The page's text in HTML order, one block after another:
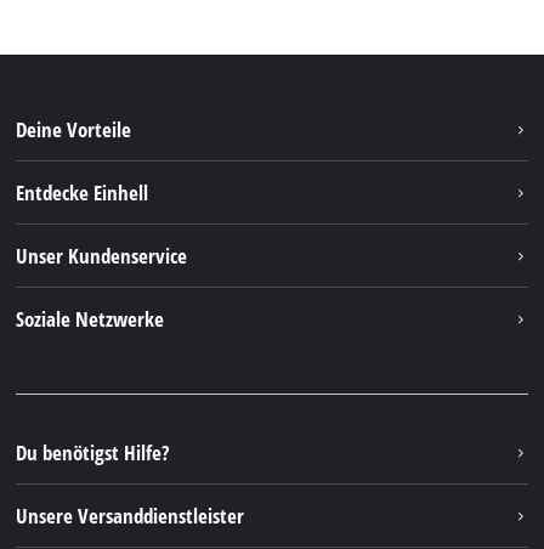
Deine Vorteile
Entdecke Einhell
Nachhaltigkeit
Unser Kundenservice
FAQs
Rücksendungen / Widerruf
Verpackungsrichtlinien
Soziale Netzwerke
Instagram
TikTok
Pinterest
Du benötigst Hilfe?
Unsere Versanddienstleister